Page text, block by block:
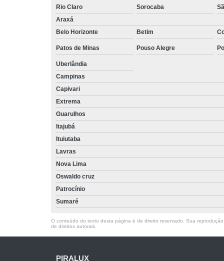
Rio Claro Sorocaba
Araxá
Belo Horizonte
Betim
Patos de Minas Pouso Alegre
Uberlândia
Campinas
Capivari
Extrema
Guarulhos
Itajubá
Ituiutaba
Lavras
Nova Lima
Oswaldo cruz
Patrocínio
Sumaré
O conteúdo do texto desta página é de direito reservado. Sua
de direitos autorais
PIRALUX